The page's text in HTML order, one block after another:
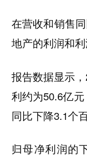
在营收和销售
地产的利润和利
报告数据显示
利约为50.6亿
同比下降3.1个
归母净利润的